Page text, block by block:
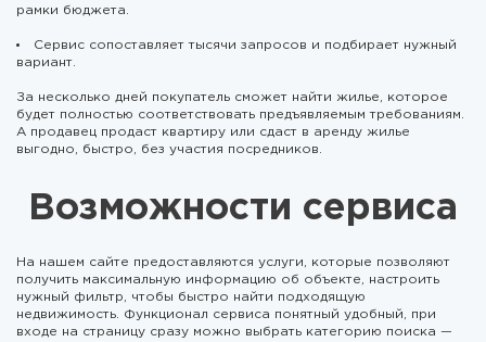
рамки бюджета.
Сервис сопоставляет тысячи запросов и подбирает нужный
вариант.
За несколько дней покупатель сможет найти жилье, которое
будет полностью соответствовать предъявляемым требованиям.
А продавец продаст квартиру или сдаст в аренду жилье
выгодно, быстро, без участия посредников.
Возможности сервиса
На нашем сайте предоставляются услуги, которые позволяют
получить максимальную информацию об объекте, настроить
нужный фильтр, чтобы быстро найти подходящую
недвижимость. Функционал сервиса понятный удобный, при
входе на страницу сразу можно выбрать категорию поиска —